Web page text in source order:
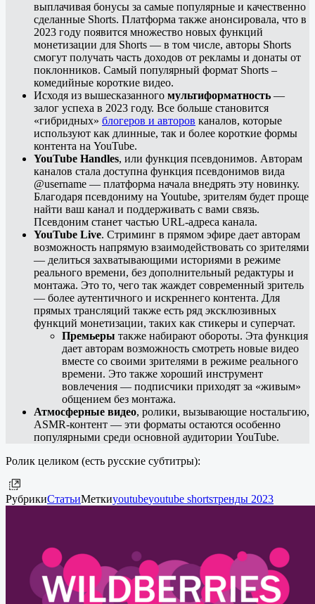
выплачивая бонусы за самые популярные и качественно
сделанные Shorts. Платформа также анонсировала, что в
2023 году появится множество новых функций
монетизации для Shorts — в том числе, авторы Shorts
смогут получать часть доходов от рекламы и донаты от
поклонников. Самый популярный формат Shorts –
комедийные короткие видео.
Исходя из вышесказанного мультиформатность —
залог успеха в 2023 году. Все больше становится
«‎гибридных» блогеров и авторов каналов, которые
используют как длинные, так и более короткие формы
контента на YouTube.
YouTube Handles, или функция псевдонимов. Авторам
каналов стала доступна функция псевдонимов вида
@username — платформа начала внедрять эту новинку.
Благодаря псевдониму на Youtube, зрителям будет проще
найти ваш канал и поддерживать с вами связь.
Псевдоним станет частью URL-адреса канала.
YouTube Live. Стриминг в прямом эфире дает авторам
возможность напрямую взаимодействовать со зрителями
— делиться захватывающими историями в режиме
реального времени, без дополнительный редактуры и
монтажа. Это то, чего так жаждет современный зритель
— более аутентичного и искреннего контента. Для
прямых трансляций также есть ряд эксклюзивных
функций монетизации, таких как стикеры и суперчат.
Премьеры также набирают обороты. Эта функция
дает авторам возможность смотреть новые видео
вместе со своими зрителями в режиме реального
времени. Это также хороший инструмент
вовлечения — подписчики приходят за «‎живым»‎‎
общением без монтажа.
Атмосферные видео, ролики, вызывающие ностальгию,
ASMR-контент — эти форматы остаются особенно
популярными среди основной аудитории YouTube.
Ролик целиком (есть русские субтитры):
РубрикиСтатьиМеткиyoutubeyoutube shortsтренды 2023